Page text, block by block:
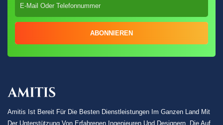
ABONNIEREN
Amitis Ist Bereit Für Die Besten Dienstleistungen Im Ganzen Land Mit
Der Unterstützung Von Erfahrenen Ingenieuren Und Designern, Die Auf